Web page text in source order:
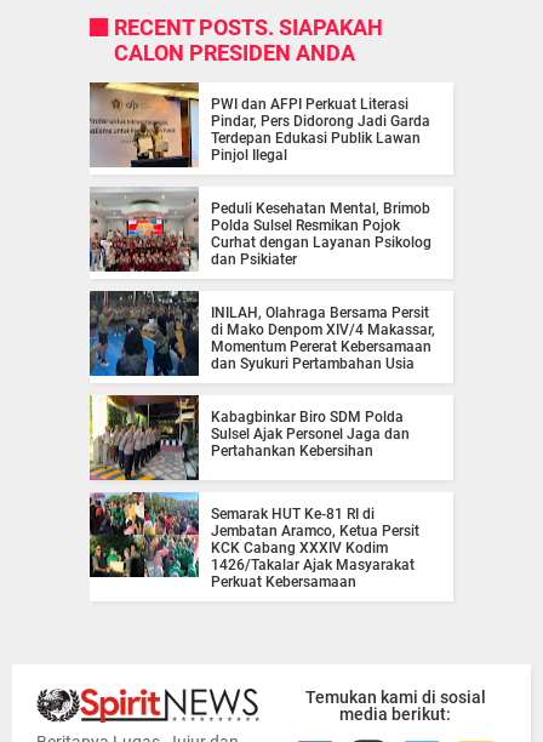
RECENT POSTS. SIAPAKAH
CALON PRESIDEN ANDA
PWI dan AFPI Perkuat Literasi
Pindar, Pers Didorong Jadi Garda
Terdepan Edukasi Publik Lawan
Pinjol Ilegal
Peduli Kesehatan Mental, Brimob
Polda Sulsel Resmikan Pojok
Curhat dengan Layanan Psikolog
dan Psikiater
INILAH, Olahraga Bersama Persit
di Mako Denpom XIV/4 Makassar,
Momentum Pererat Kebersamaan
dan Syukuri Pertambahan Usia
Kabagbinkar Biro SDM Polda
Sulsel Ajak Personel Jaga dan
Pertahankan Kebersihan
Semarak HUT Ke-81 RI di
Jembatan Aramco, Ketua Persit
KCK Cabang XXXIV Kodim
1426/Takalar Ajak Masyarakat
Perkuat Kebersamaan
Temukan kami di sosial
media berikut: